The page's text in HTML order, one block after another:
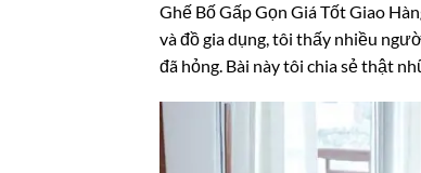
Ghế Bố Gấp Gọn Giá Tốt Giao
và đồ gia dụng, tôi thấy nhiều
đã hỏng. Bài này tôi chia sẻ thật